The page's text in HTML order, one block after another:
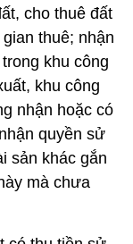
cho thuê đất
thuê; nhận
khu công
khu công
nhận hoặc có
quyền sử
sản khác gắn
mà chưa